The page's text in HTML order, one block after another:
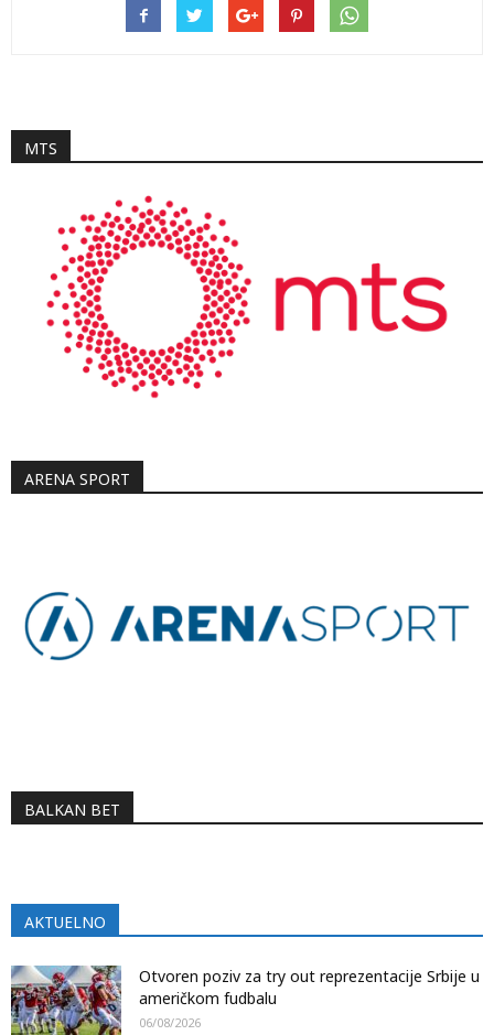
MTS
ARENA SPORT
BALKAN BET
AKTUELNO
Otvoren poziv za try out reprezentacije Srbije u
američkom fudbalu
06/08/2026